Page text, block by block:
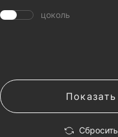
цоколь
Показать
Сбросить